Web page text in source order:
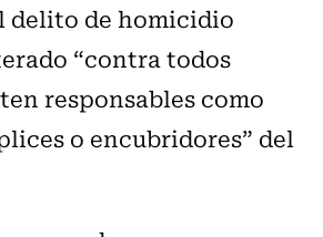
delito de homicidio
“contra todos
responsables como
o encubridores” del